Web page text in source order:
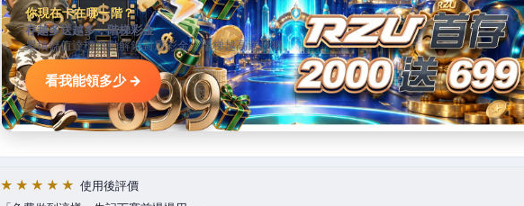
你現在卡在哪一階？
存越多送越多，階梯彩金
累積儲值達標自動解鎖對應彩金，階梯越高送越狠。
看我能領多少 →
★★★★★ 使用後評價